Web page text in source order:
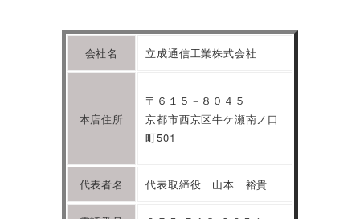
会社名 立成通信工業株式会社
本店住所
〒６１５－８０４５
京都市西京区牛ケ瀬南ノ口
町501
代表者名 代表取締役 山本 裕貴